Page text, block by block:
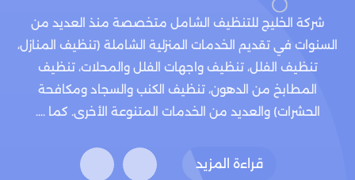
شركة الخليج للتنظيف الشامل متخصصة منذ العديد من
السنوات في تقديم الخدمات المنزلية الشاملة (تنظيف المنازل،
تنظيف الفلل، تنظيف واجهات الفلل والمحلات، تنظيف
المطابخ من الدهون، تنظيف الكنب والسجاد ومكافحة
الحشرات) والعديد من الخدمات المتنوعة الأخرى. كما ....
قراءة المزيد